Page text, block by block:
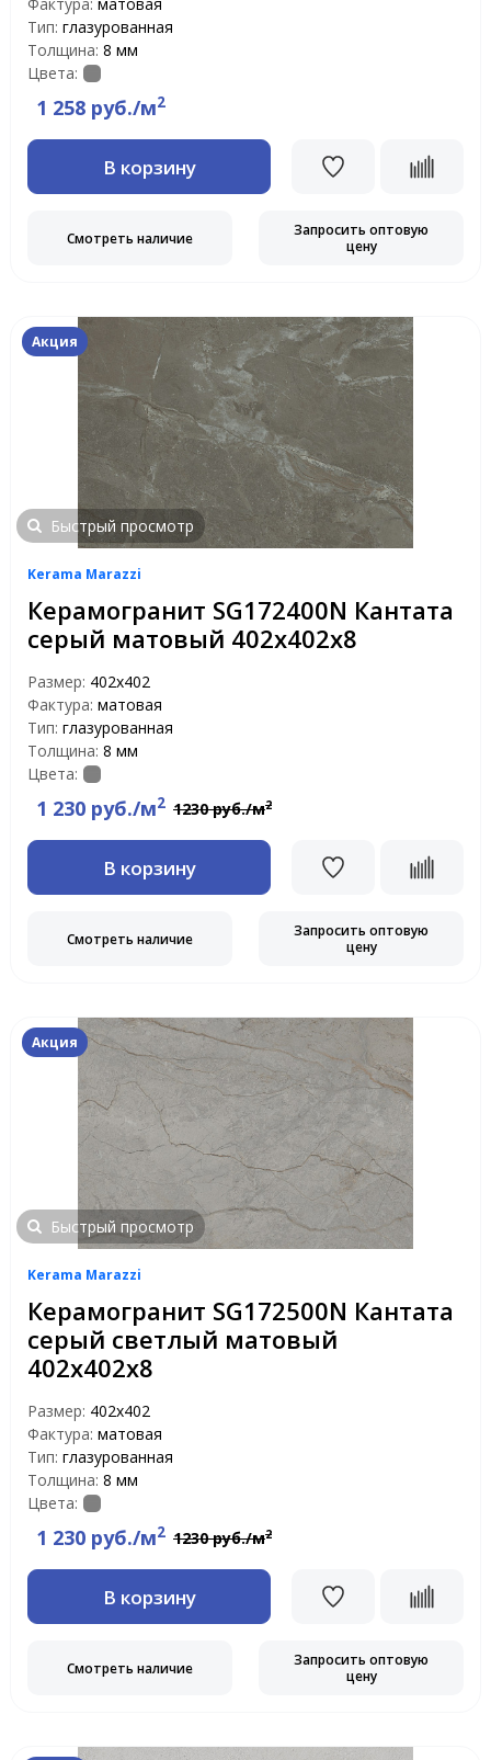
Тип: глазурованная
Толщина: 8 мм
Цвета:
1 258 руб./м2
В корзину
Смотреть наличие
Запросить оптовую
цену
Акция
Быстрый просмотр
Kerama Marazzi
Керамогранит SG172400N Кантата
серый матовый 402х402х8
Размер: 402х402
Фактура: матовая
Тип: глазурованная
Толщина: 8 мм
Цвета:
1 230 руб./м2 1230 руб./м2
В корзину
Смотреть наличие
Запросить оптовую
цену
Акция
Быстрый просмотр
Kerama Marazzi
Керамогранит SG172500N Кантата
серый светлый матовый
402х402х8
Размер: 402х402
Фактура: матовая
Тип: глазурованная
Толщина: 8 мм
Цвета:
1 230 руб./м2 1230 руб./м2
В корзину
Смотреть наличие
Запросить оптовую
цену